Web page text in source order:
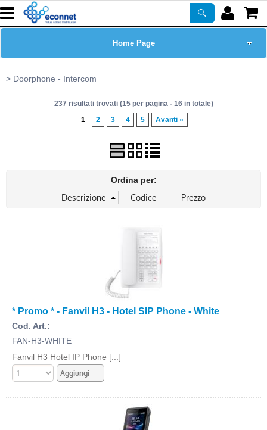
Home Page
Prodotti
Certificazioni
Newsletter
PROMO ATTIVE
Doorphone - Intercom
237 risultati trovati (15 per pagina - 16 in totale)
1
2 3 4 5 Avanti »
Ordina per:
* Promo * - Fanvil H3 - Hotel SIP Phone - White
Cod. Art.:
FAN-H3-WHITE
Fanvil H3 Hotel IP Phone [...]